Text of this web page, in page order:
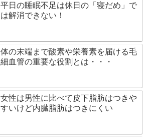
平日の睡眠不足は休日の「寝だめ」で
は解消できない！
体の末端まで酸素や栄養素を届ける毛
細血管の重要な役割とは・・・
女性は男性に比べて皮下脂肪はつきや
すいけど内臓脂肪はつきにくい